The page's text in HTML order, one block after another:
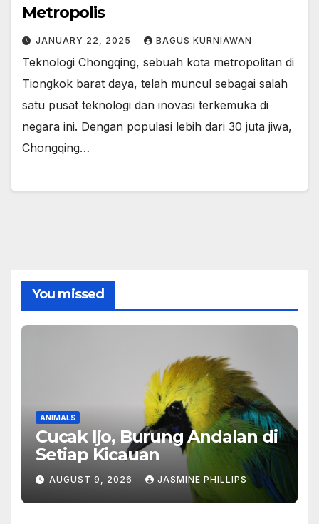
Metropolis
JANUARY 22, 2025 BAGUS KURNIAWAN
Teknologi Chongqing, sebuah kota metropolitan di
Tiongkok barat daya, telah muncul sebagai salah
satu pusat teknologi dan inovasi terkemuka di
negara ini. Dengan populasi lebih dari 30 juta jiwa,
Chongqing…
You missed
ANIMALS
Cucak Ijo, Burung Andalan di
Setiap Kicauan
AUGUST 9, 2026 JASMINE PHILLIPS